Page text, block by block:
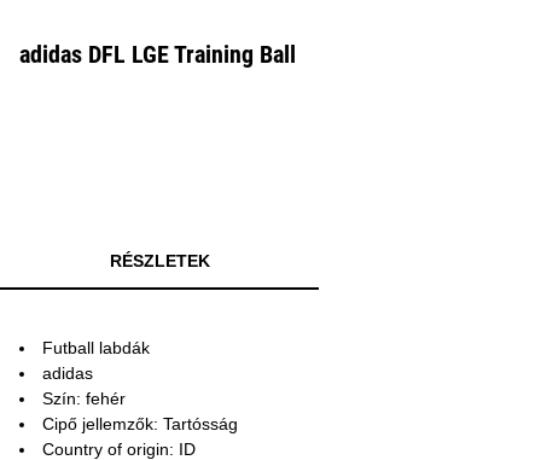
adidas DFL LGE Training Ball
RÉSZLETEK
Futball labdák
adidas
Szín: fehér
Cipő jellemzők: Tartósság
Country of origin: ID